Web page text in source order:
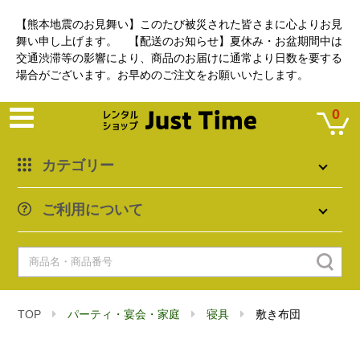
【熊本地震のお見舞い】このたび被災された皆さまに心よりお見
舞い申し上げます。 【配送のお知らせ】夏休み・お盆期間中は
交通渋滞等の影響により、商品のお届けに通常より日数を要する
場合がございます。お早めのご注文をお願いいたします。
カテゴリー
ご利用について
0
TOP パーティ・宴会・家庭 寝具 敷き布団